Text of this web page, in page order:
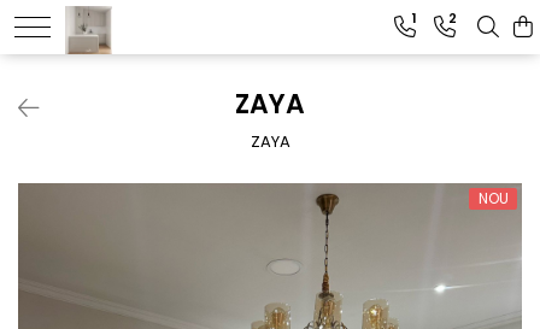
1 2
ZAYA
ZAYA
NOU